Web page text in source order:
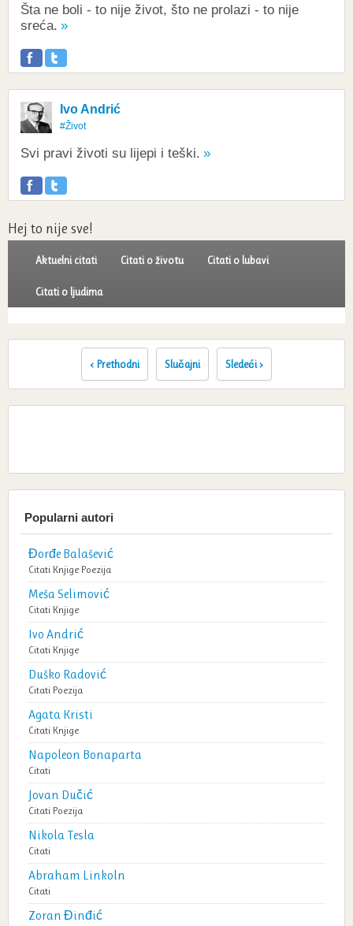
Šta ne boli - to nije život, što ne prolazi - to nije
sreća.
Ivo Andrić
#Život
Svi pravi životi su lijepi i teški.
Hej to nije sve!
Aktuelni citati Citati o životu Citati o lubavi
Citati o ljudima
‹ Prethodni Slučajni Sledeći ›
Popularni autori
Đorđe Balašević
Citati Knjige Poezija
Meša Selimović
Citati Knjige
Ivo Andrić
Citati Knjige
Duško Radović
Citati Poezija
Agata Kristi
Citati Knjige
Napoleon Bonaparta
Citati
Jovan Dučić
Citati Poezija
Nikola Tesla
Citati
Abraham Linkoln
Citati
Zoran Đinđić